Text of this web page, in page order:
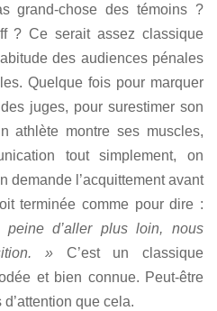
grand-chose des témoins ?
? Ce serait assez classique
des audiences pénales
Quelque fois pour marquer
juges, pour surestimer son
athlète montre ses muscles,
tout simplement, on
demande l’acquittement avant
terminée comme pour dire :
d’aller plus loin, nous
»C’est un classique
et bien connue. Peut-être
que cela.